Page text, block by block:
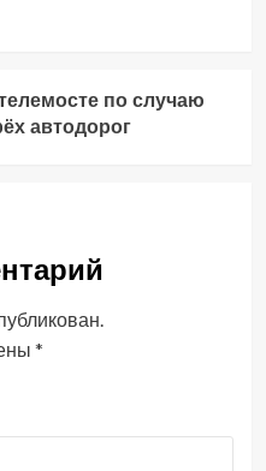
по случаю
автодорог
*